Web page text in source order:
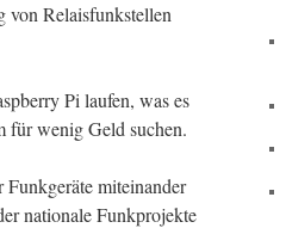
von Relaisfunkstellen
Pi laufen, was es
für wenig Geld suchen.
miteinander
nationale Funkprojekte